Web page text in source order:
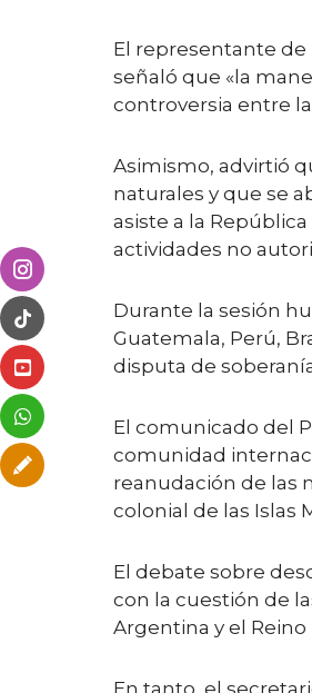
El representante de
señaló que «la
controversia entre
Asimismo, advirtió
naturales y que se
asiste a la
actividades no
Durante la sesión
Guatemala, Perú,
disputa de
El comunicado del
comunidad
reanudación de las
colonial de las Islas
El debate sobre
con la cuestión de
Argentina y el Reino
En tanto, el